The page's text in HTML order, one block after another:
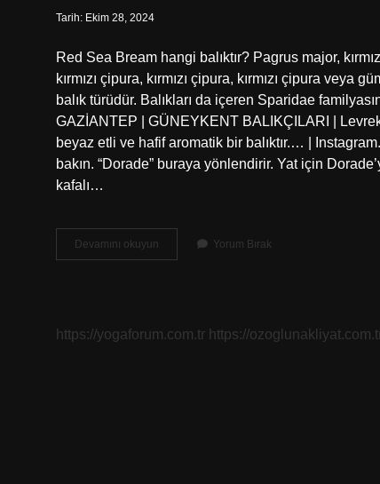
Tarih: Ekim 28, 2024
Red Sea Bream hangi balıktır? Pagrus major,
kırmızı çipura, kırmızı çipura, kırmızı çipura
balık türüdür. Balıkları da içeren Sparidae
GAZİANTEP | GÜNEYKENT BALIKÇILARI |
beyaz etli ve hafif aromatik bir balıktır.… |
bakın. “Dorade” buraya yönlendirir. Yat için
kafalı…
Devamını okuyun
Hangi
Yorum Bırak
https://yogaforum.com.tr https://